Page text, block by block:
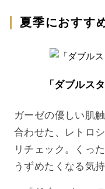
夏季におすす
「ダブルス
ガーゼの優しい肌
合わせた、レトロ
リチェック。くっ
うずめたくなる気